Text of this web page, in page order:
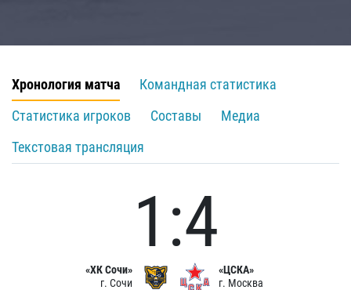
Хронология матча
Командная статистика
Статистика игроков
Составы
Медиа
Текстовая трансляция
«ХК Сочи»
г. Сочи
1:4
«ЦСКА»
г. Москва